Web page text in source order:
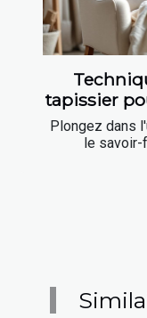
tapissier
Plongez dans
le savoir-